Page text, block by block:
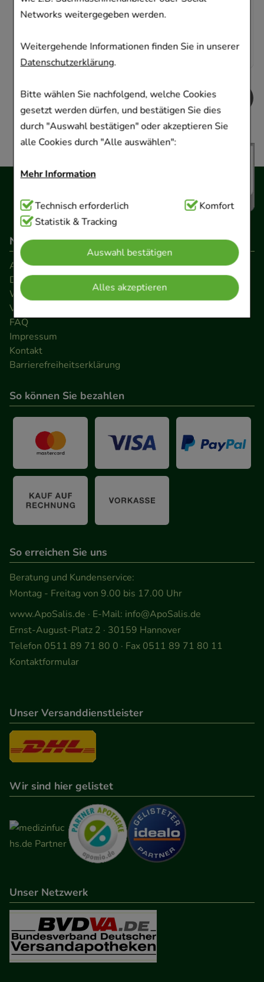
Networks weitergegeben werden.
Weitergehende Informationen finden Sie in unserer
Datenschutzerklärung.
Bitte wählen Sie nachfolgend, welche Cookies
gesetzt werden dürfen, und bestätigen Sie dies
durch "Auswahl bestätigen" oder akzeptieren Sie
alle Cookies durch "Alle auswählen":
Mehr Information
Technisch Notwendig:Hierbei handelt es sich um
Cookies, die für die Grundfunktionen unserer
Website notwendig sind (z.B. Navigation,
Warenkorb, Kundenkonto), weshalb auf diese nicht
verzichtet werden kann.
Komfort:Diese Cookies werden genutzt um das
Einkaufserlebnis noch ansprechender zu gestalten,
beispielsweise für die Wiedererkennung des
Besuchers oder unsere Seite an bevorzugte
Verhaltensweisen (z.B. Spracheinstellung)
auch auf Ihre Bedürfnisse zugeschrittene Inhalte
betreiben.
Informationen über die Art und Weise der Nutzung
unserer Website sammeln, mit deren Hilfe wir
unsere Website weiter für Sie optimieren können,
den Inhalt auf unserer Website aber auch die
zu gestalten. Bitte beachten Sie, dass Daten hierfür
teilweise an Dritte wie z.B. Google oder soziale
Medien übertragen werden.
Technisch erforderlich
Komfort
Statistik & Tracking
Auswahl bestätigen
Alles akzeptieren
5,88 €¹
AVP:8,78 € ²
Navigation
AGB
Datenschutz
Widerrufsrecht
Versandkosten
FAQ
Impressum
Kontakt
Barrierefreiheitserklärung
So können Sie bezahlen
So erreichen Sie uns
Beratung und Kundenservice:
Montag - Freitag von 9.00 bis 17.00 Uhr
www.ApoSalis.de · E-Mail: info@ApoSalis.de
Ernst-August-Platz 2 · 30159 Hannover
Telefon 0511 89 71 80 0 · Fax 0511 89 71 80 11
Kontaktformular
Unser Versanddienstleister
Wir sind hier gelistet
Unser Netzwerk